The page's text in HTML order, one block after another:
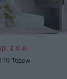
z o.o.
Tczew